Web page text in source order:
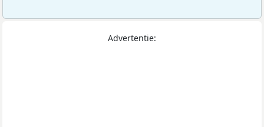
Advertentie: